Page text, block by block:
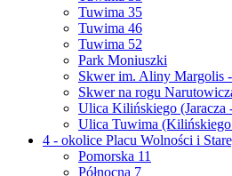
Tuwima 35
Tuwima 46
Tuwima 52
Park Moniuszki
Skwer im. Aliny Margolis
Skwer na rogu
Ulica Kilińskiego (Jaracza
Ulica Tuwima
4 - okolice Placu Wolności i
Pomorska 11
Północna 7